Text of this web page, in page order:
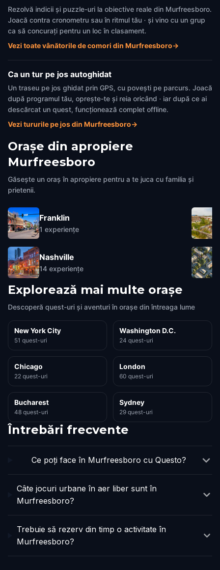
Rezolvă indicii și puzzle-uri la obiective reale din Murfreesboro.
Joacă contra cronometru sau în ritmul tău · și vino cu un grup
ca să concurați pentru un loc în clasament.
Vezi toate vânătorile de comori din Murfreesboro→
Ca un tur pe jos autoghidat
Un traseu pe jos ghidat prin GPS, cu povești pe parcurs. Joacă
după programul tău, oprește-te și reia oricând · iar după ce ai
descărcat un quest, funcționează complet offline.
Vezi tururile pe jos din Murfreesboro→
Orașe din apropiere
Murfreesboro
Găsește un oraș în apropiere pentru a te juca cu familia și
prietenii.
Franklin
1 experiențe
Nashville
14 experiențe
Explorează mai multe orașe
Descoperă quest-uri și aventuri în orașe din întreaga lume
New York City
51 quest-uri
Washington D.C.
24 quest-uri
Chicago
22 quest-uri
London
60 quest-uri
Bucharest
48 quest-uri
Sydney
29 quest-uri
Întrebări frecvente
Ce poți face în Murfreesboro cu Questo?
Câte jocuri urbane în aer liber sunt în
Murfreesboro?
Trebuie să rezerv din timp o activitate în
Murfreesboro?